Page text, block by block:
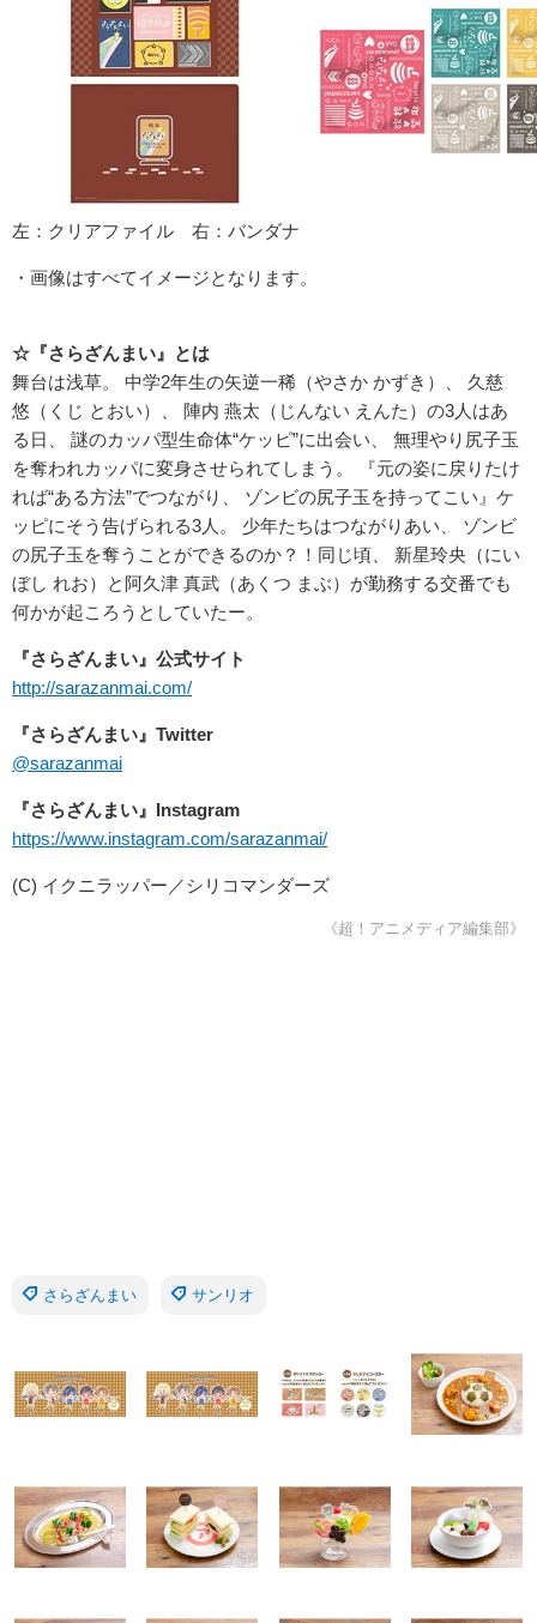
左：クリアファイル 右：バンダナ
・画像はすべてイメージとなります。
☆『さらざんまい』とは
舞台は浅草。 中学2年生の矢逆一稀（やさか かずき）、 久慈
悠（くじ とおい）、 陣内 燕太（じんない えんた）の3人はあ
る日、 謎のカッパ型生命体“ケッピ”に出会い、 無理やり尻子玉
を奪われカッパに変身させられてしまう。 『元の姿に戻りたけ
れば“ある方法”でつながり、 ゾンビの尻子玉を持ってこい』ケ
ッピにそう告げられる3人。 少年たちはつながりあい、 ゾンビ
の尻子玉を奪うことができるのか？！同じ頃、 新星玲央（にい
ぼし れお）と阿久津 真武（あくつ まぶ）が勤務する交番でも
何かが起ころうとしていたー。
『さらざんまい』公式サイト
http://sarazanmai.com/
『さらざんまい』Twitter
@sarazanmai
『さらざんまい』Instagram
https://www.instagram.com/sarazanmai/
(C) イクニラッパー／シリコマンダーズ
《超！アニメディア編集部》
さらざんまい サンリオ